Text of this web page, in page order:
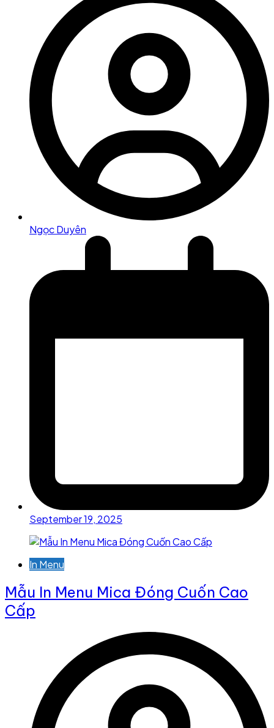
Ngọc Duyên
September 19, 2025
In Menu
Mẫu In Menu Mica Đóng Cuốn Cao
Cấp